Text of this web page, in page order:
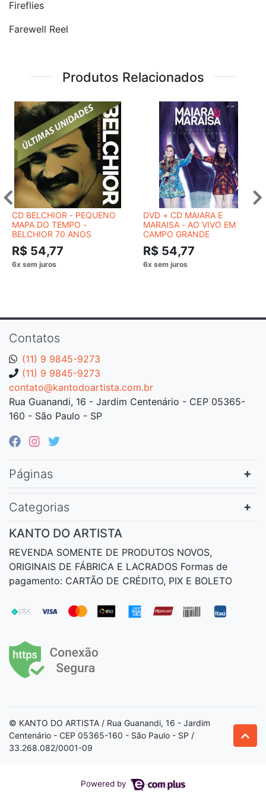
Fireflies
Farewell Reel
Produtos Relacionados
CD BELCHIOR - PEQUENO
MAPA DO TEMPO -
BELCHIOR 70 ANOS
R$ 54,77
DVD + CD MAIARA E
MARAISA - AO VIVO EM
CAMPO GRANDE
R$ 54,77
Contatos
(11) 9 9845-9273
(11) 9 9845-9273
contato@kantodoartista.com.br
Rua Guanandi, 16 - Jardim Centenário - CEP 05365-
160 - São Paulo - SP
Páginas
Categorias
KANTO DO ARTISTA
REVENDA SOMENTE DE PRODUTOS NOVOS,
ORIGINAIS DE FÁBRICA E LACRADOS Formas de
pagamento: CARTÃO DE CRÉDITO, PIX E BOLETO
© KANTO DO ARTISTA / Rua Guanandi, 16 - Jardim
Centenário - CEP 05365-160 - São Paulo - SP /
33.268.082/0001-09
Powered by